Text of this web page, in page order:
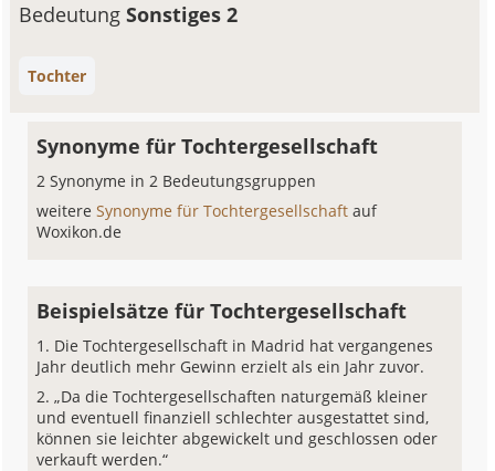
BedeutungSonstiges 2
Tochter
Synonyme für Tochtergesellschaft
2 Synonyme in 2 Bedeutungsgruppen
weitereSynonyme für Tochtergesellschaftauf
Woxikon.de
Beispielsätze für Tochtergesellschaft
Die Tochtergesellschaft in Madrid hat vergangenes
Jahr deutlich mehr Gewinn erzielt als ein Jahr zuvor.
„Da die Tochtergesellschaften naturgemäß kleiner
und eventuell finanziell schlechter ausgestattet sind,
können sie leichter abgewickelt und geschlossen oder
verkauft werden.“